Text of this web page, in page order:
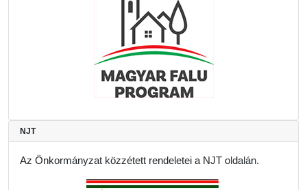
NJT
Az Önkormányzat közzétett rendeletei a NJT oldalán.